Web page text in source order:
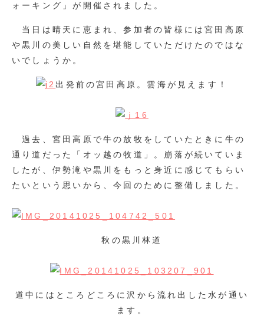
ォーキング」が開催されました。
当日は晴天に恵まれ、参加者の皆様には宮田高原
や黒川の美しい自然を堪能していただけたのではな
いでしょうか。
出発前の宮田高原。雲海が見えます！
過去、宮田高原で牛の放牧をしていたときに牛の
通り道だった「オッ越の牧道」。崩落が続いていま
したが、伊勢滝や黒川をもっと身近に感じてもらい
たいという思いから、今回のために整備しました。
秋の黒川林道
道中にはところどころに沢から流れ出した水が通い
ます。